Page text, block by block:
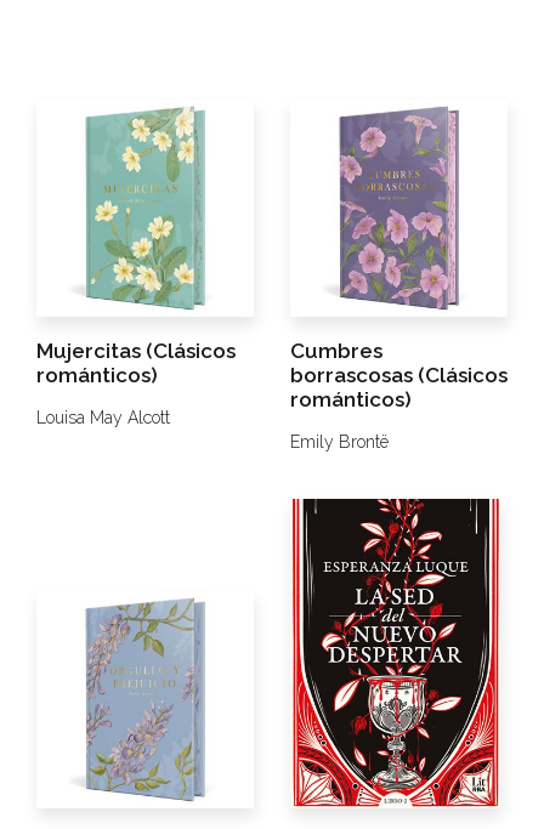
Mujercitas (Clásicos
románticos)
Louisa May Alcott
Cumbres
borrascosas (Clásicos
románticos)
Emily Brontë